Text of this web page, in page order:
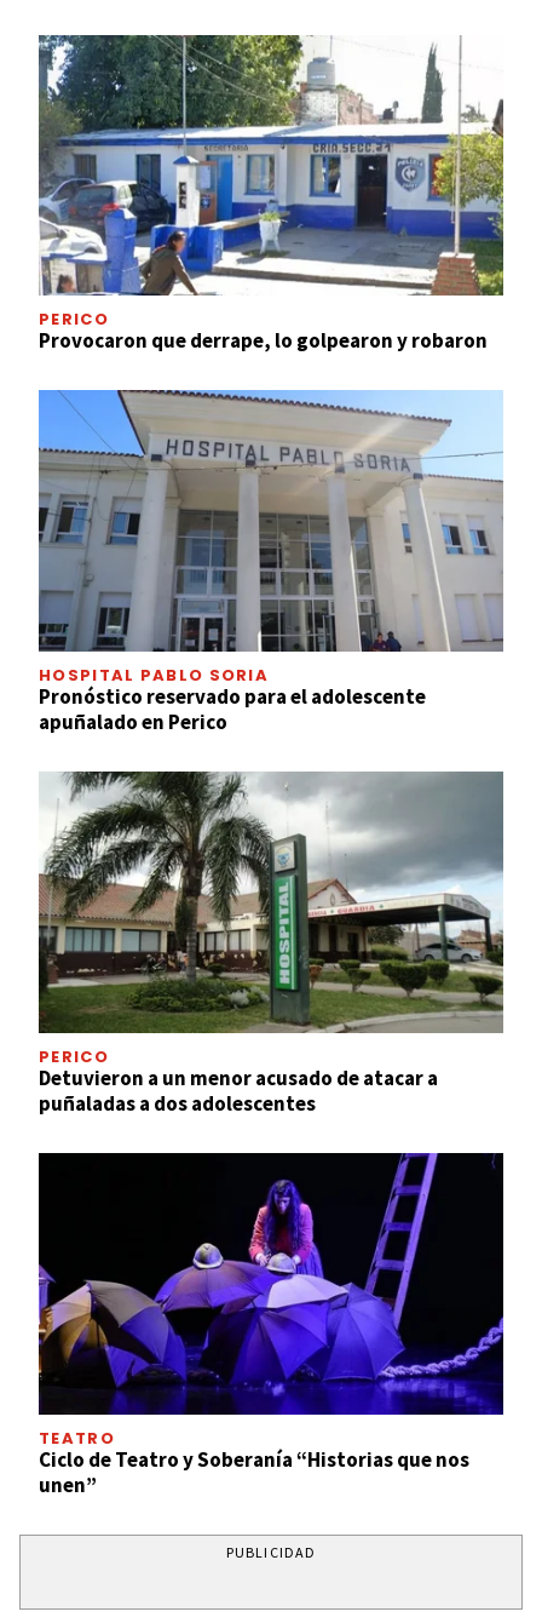
PERICO
Provocaron que derrape, lo golpearon y robaron
HOSPITAL PABLO SORIA
Pronóstico reservado para el adolescente
apuñalado en Perico
PERICO
Detuvieron a un menor acusado de atacar a
puñaladas a dos adolescentes
TEATRO
Ciclo de Teatro y Soberanía “Historias que nos
unen”
PUBLICIDAD